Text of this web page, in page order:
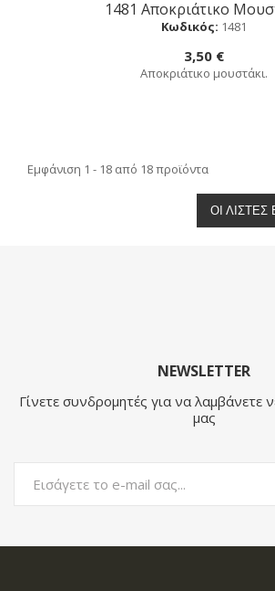
Αγορά
1481 Αποκριάτικο
Κωδικός: 1481
3,50 €
Αποκριάτικο μουστάκι.
Εμφάνιση 1 - 18 από 18 προϊόντα
ΟΙ
NEWSLETTER
Γίνετε συνδρομητές για να λαμβάνετε
μας